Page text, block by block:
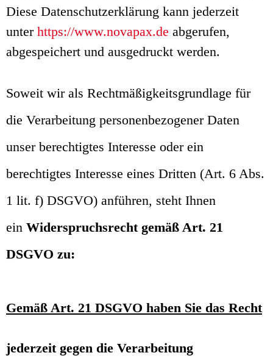
Diese Datenschutzerklärung kann jederzeit
unter https://www.novapax.de abgerufen,
abgespeichert und ausgedruckt werden.
Soweit wir als Rechtmäßigkeitsgrundlage für
die Verarbeitung personenbezogener Daten
unser berechtigtes Interesse oder ein
berechtigtes Interesse eines Dritten (Art. 6 Abs.
1 lit. f) DSGVO) anführen, steht Ihnen
ein Widerspruchsrecht gemäß Art. 21
DSGVO zu:
Gemäß Art. 21 DSGVO haben Sie das Recht
jederzeit gegen die Verarbeitung